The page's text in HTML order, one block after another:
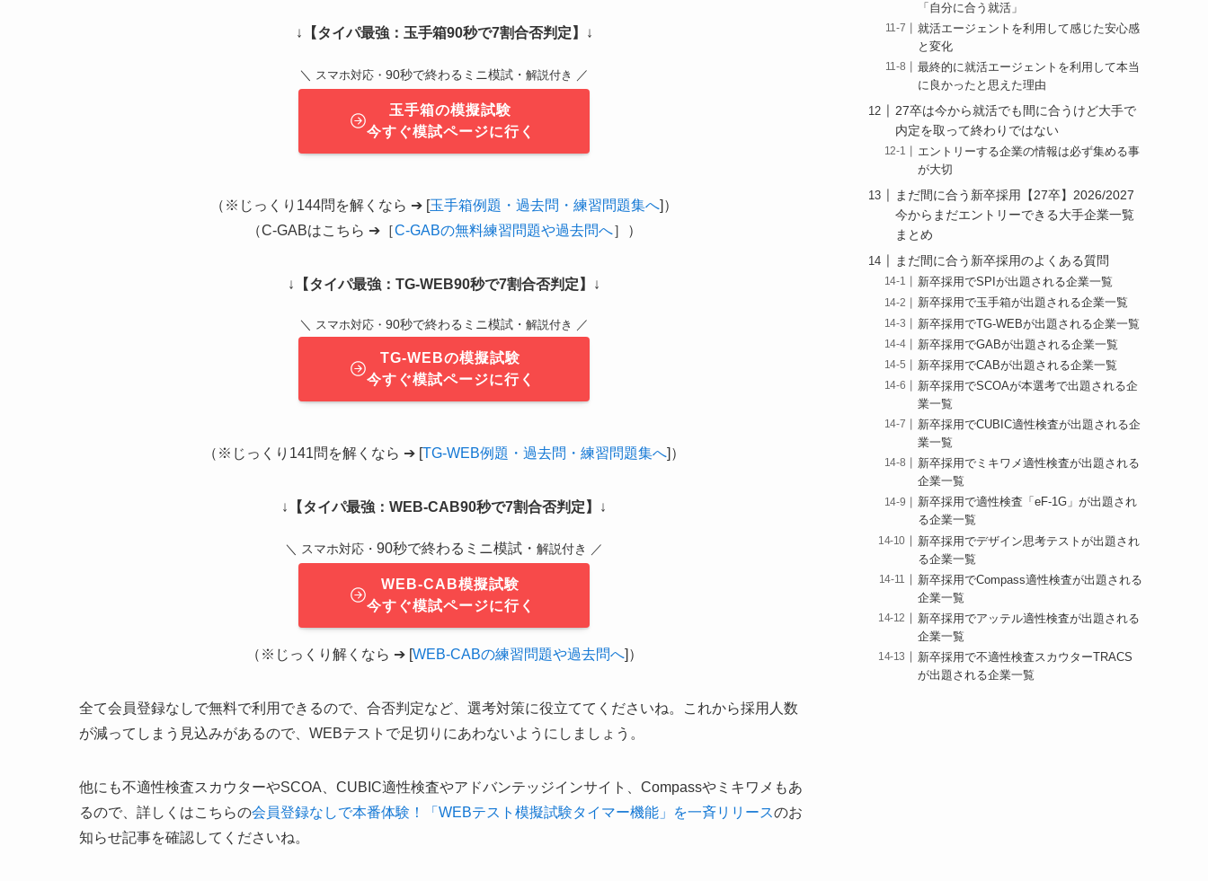
↓ 【タイパ最強：玉手箱90秒で7割合否判定】 ↓
＼ スマホ対応・ 90秒で終わるミニ模試・ 解説付き ／
玉手箱の模擬試験
今すぐ模試ページに行く
（※じっくり144問を解くなら ➔ [玉手箱例題・過去問・練習問題集へ]）
（C-GABはこちら ➔［C-GABの無料練習問題や過去問へ］）
↓ 【タイパ最強：TG-WEB90秒で7割合否判定】 ↓
＼ スマホ対応・ 90秒で終わるミニ模試・ 解説付き ／
TG-WEBの模擬試験
今すぐ模試ページに行く
（※じっくり141問を解くなら ➔ [TG-WEB例題・過去問・練習問題集へ]）
↓ 【タイパ最強：WEB-CAB90秒で7割合否判定】 ↓
＼ スマホ対応・ 90秒で終わるミニ模試・ 解説付き ／
WEB-CAB模擬試験
今すぐ模試ページに行く
（※じっくり解くなら ➔ [WEB-CABの練習問題や過去問へ]）
全て会員登録なしで無料で利用できるので、合否判定など、選考対策に役立ててくださいね。これから採用人数
が減ってしまう見込みがあるので、WEBテストで足切りにあわないようにしましょう。
他にも不適性検査スカウターやSCOA、CUBIC適性検査やアドバンテッジインサイト、Compassやミキワメもあ
るので、詳しくはこちらの会員登録なしで本番体験！「WEBテスト模擬試験タイマー機能」を一斉リリースのお
知らせ記事を確認してくださいね。
「自分に合う就活」
就活エージェントを利用して感じた安心感
と変化
最終的に就活エージェントを利用して本当
に良かったと思えた理由
27卒は今から就活でも間に合うけど大手で
内定を取って終わりではない
エントリーする企業の情報は必ず集める事
が大切
まだ間に合う新卒採用【27卒】2026/2027
今からまだエントリーできる大手企業一覧
まとめ
まだ間に合う新卒採用のよくある質問
新卒採用でSPIが出題される企業一覧
新卒採用で玉手箱が出題される企業一覧
新卒採用でTG-WEBが出題される企業一覧
新卒採用でGABが出題される企業一覧
新卒採用でCABが出題される企業一覧
新卒採用でSCOAが本選考で出題される企
業一覧
新卒採用でCUBIC適性検査が出題される企
業一覧
新卒採用でミキワメ適性検査が出題される
企業一覧
新卒採用で適性検査「eF-1G」が出題され
る企業一覧
新卒採用でデザイン思考テストが出題され
る企業一覧
新卒採用でCompass適性検査が出題される
企業一覧
新卒採用でアッテル適性検査が出題される
企業一覧
新卒採用で不適性検査スカウターTRACS
が出題される企業一覧